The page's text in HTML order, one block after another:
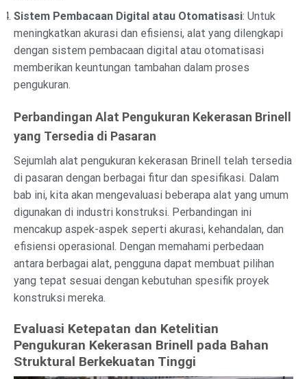
Sistem Pembacaan Digital atau Otomatisasi: Untuk
meningkatkan akurasi dan efisiensi, alat yang dilengkapi
dengan sistem pembacaan digital atau otomatisasi
memberikan keuntungan tambahan dalam proses
pengukuran.
Perbandingan Alat Pengukuran Kekerasan Brinell
yang Tersedia di Pasaran
Sejumlah alat pengukuran kekerasan Brinell telah tersedia
di pasaran dengan berbagai fitur dan spesifikasi. Dalam
bab ini, kita akan mengevaluasi beberapa alat yang umum
digunakan di industri konstruksi. Perbandingan ini
mencakup aspek-aspek seperti akurasi, kehandalan, dan
efisiensi operasional. Dengan memahami perbedaan
antara berbagai alat, pengguna dapat membuat pilihan
yang tepat sesuai dengan kebutuhan spesifik proyek
konstruksi mereka.
Evaluasi Ketepatan dan Ketelitian
Pengukuran Kekerasan Brinell pada Bahan
Struktural Berkekuatan Tinggi